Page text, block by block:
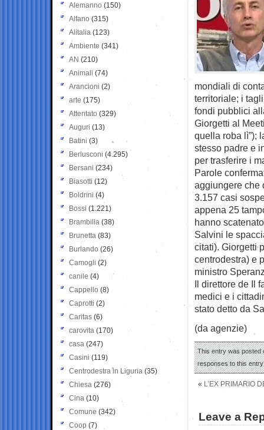
mondiali di
territoriale; i
fondi pubblici
Giorgetti al
quella roba lì”);
stesso padre e
per trasferire i
Parole
aggiungere che
3.157 casi
appena 25
hanno
Salvini le
citati). Giorgetti
centrodestra) e
ministro
Il direttore de Il
medici e i
stato detto da
(da agenzie)
This entry was posted
responses to this
« L’EX PRIMARIO
Leave a
Alemanno (150)
Alfano (315)
Alitalia (123)
Ambiente (341)
AN (210)
Animali (74)
Arancioni (2)
arte (175)
Attentato (329)
Auguri (13)
Batini (3)
Berlusconi (4.295)
Bersani (234)
Biasotti (12)
Boldrini (4)
Bossi (1.221)
Brambilla (38)
Brunetta (83)
Burlando (26)
Camogli (2)
canile (4)
Cappello (8)
Caprotti (2)
Caritas (6)
carovita (170)
casa (247)
Casini (119)
Centrodestra in Liguria (35)
Chiesa (276)
Cina (10)
Comune (342)
Coop (7)